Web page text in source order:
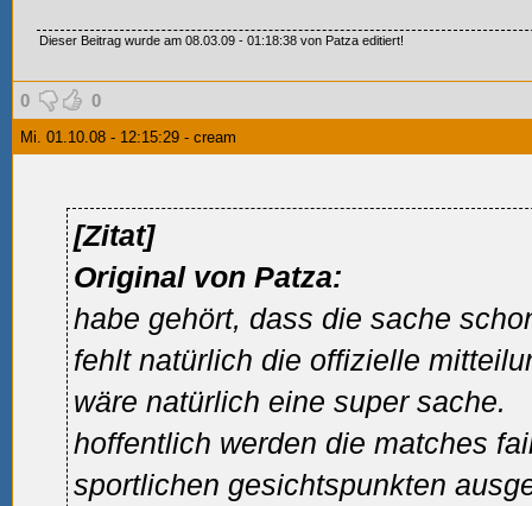
Dieser Beitrag wurde am 08.03.09 - 01:18:38 von Patza editiert!
0 0
Mi. 01.10.08 - 12:15:29 - cream
[Zitat]
Original von Patza:
habe gehört, dass die sache
fehlt natürlich die offizielle
wäre natürlich eine super sache.
hoffentlich werden die matches
sportlichen gesichtspunkten